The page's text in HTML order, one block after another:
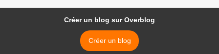
Créer un blog sur Overblog
Créer un blog